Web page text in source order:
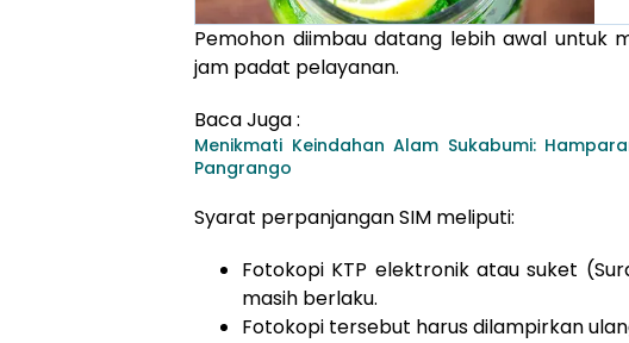
Pemohon diimbau datang lebih awal untuk
jam padat pelayanan.
Baca Juga :
Menikmati Keindahan Alam Sukabumi:
Pangrango
Syarat perpanjangan SIM meliputi:
Fotokopi KTP elektronik atau suket
masih berlaku.
Fotokopi tersebut harus dilampirkan